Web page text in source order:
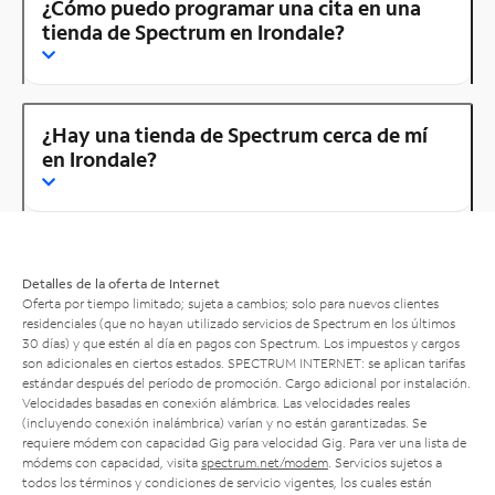
¿Cómo puedo programar una cita en una
tienda de Spectrum en Irondale?
¿Hay una tienda de Spectrum cerca de mí
en Irondale?
Detalles de la oferta de Internet
Oferta por tiempo limitado; sujeta a cambios; solo para nuevos clientes
residenciales (que no hayan utilizado servicios de Spectrum en los últimos
30 días) y que estén al día en pagos con Spectrum. Los impuestos y cargos
son adicionales en ciertos estados. SPECTRUM INTERNET: se aplican tarifas
estándar después del período de promoción. Cargo adicional por instalación.
Velocidades basadas en conexión alámbrica. Las velocidades reales
(incluyendo conexión inalámbrica) varían y no están garantizadas. Se
requiere módem con capacidad Gig para velocidad Gig. Para ver una lista de
módems con capacidad, visita spectrum.net/modem . Servicios sujetos a
todos los términos y condiciones de servicio vigentes, los cuales están